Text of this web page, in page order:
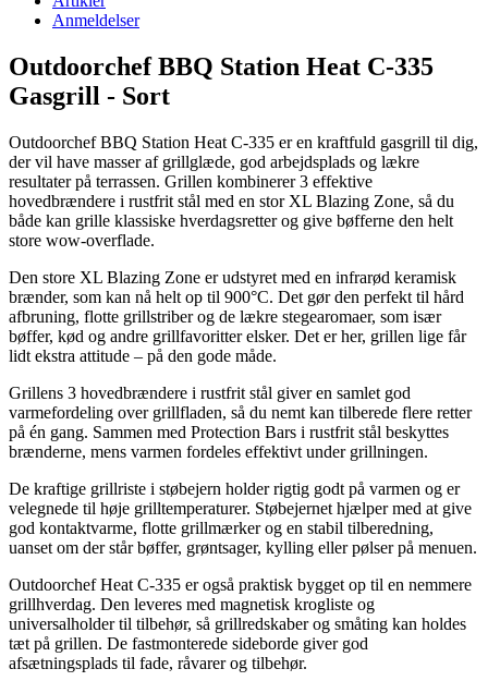
Anmeldelser
Outdoorchef BBQ Station Heat C-335
Gasgrill - Sort
Outdoorchef BBQ Station Heat C-335 er en kraftfuld gasgrill til dig,
der vil have masser af grillglæde, god arbejdsplads og lækre
resultater på terrassen. Grillen kombinerer 3 effektive
hovedbrændere i rustfrit stål med en stor XL Blazing Zone, så du
både kan grille klassiske hverdagsretter og give bøfferne den helt
store wow-overflade.
Den store XL Blazing Zone er udstyret med en infrarød keramisk
brænder, som kan nå helt op til 900°C. Det gør den perfekt til hård
afbruning, flotte grillstriber og de lækre stegearomaer, som især
bøffer, kød og andre grillfavoritter elsker. Det er her, grillen lige får
lidt ekstra attitude – på den gode måde.
Grillens 3 hovedbrændere i rustfrit stål giver en samlet god
varmefordeling over grillfladen, så du nemt kan tilberede flere retter
på én gang. Sammen med Protection Bars i rustfrit stål beskyttes
brænderne, mens varmen fordeles effektivt under grillningen.
De kraftige grillriste i støbejern holder rigtig godt på varmen og er
velegnede til høje grilltemperaturer. Støbejernet hjælper med at give
god kontaktvarme, flotte grillmærker og en stabil tilberedning,
uanset om der står bøffer, grøntsager, kylling eller pølser på menuen.
Outdoorchef Heat C-335 er også praktisk bygget op til en nemmere
grillhverdag. Den leveres med magnetisk krogliste og
universalholder til tilbehør, så grillredskaber og småting kan holdes
tæt på grillen. De fastmonterede sideborde giver god
afsætningsplads til fade, råvarer og tilbehør.